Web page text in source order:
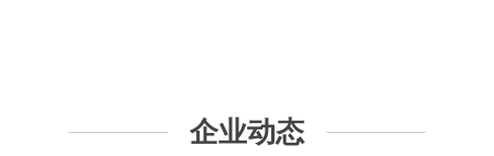
企业动态